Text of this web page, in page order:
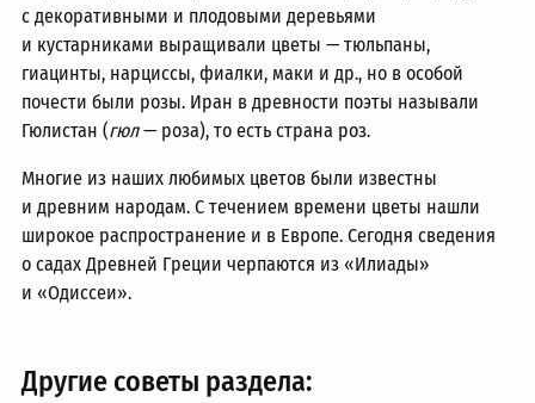
с декоративными и плодовыми деревьями
и кустарниками выращивали цветы — тюльпаны,
гиацинты, нарциссы, фиалки, маки и др., но в особой
почести были розы. Иран в древности поэты называли
Гюлистан (гюл— роза), то есть страна роз.
Многие из наших любимых цветов были известны
и древним народам. С течением времени цветы нашли
широкое распространение и в Европе. Сегодня сведения
о садах Древней Греции черпаются из «Илиады»
и «Одиссеи».
Другие советы раздела: